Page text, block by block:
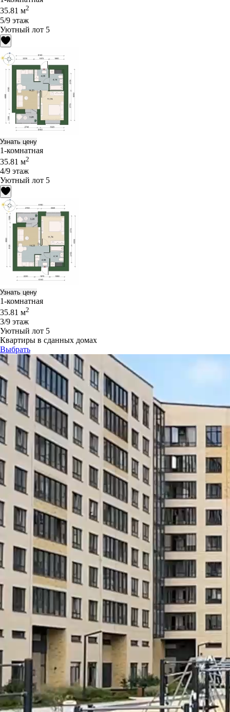
35.81 м2
5/9 этаж
Уютный лот 5
Узнать цену
1-комнатная
35.81 м2
4/9 этаж
Уютный лот 5
Узнать цену
1-комнатная
35.81 м2
3/9 этаж
Уютный лот 5
Квартиры в сданных домах
Выбрать